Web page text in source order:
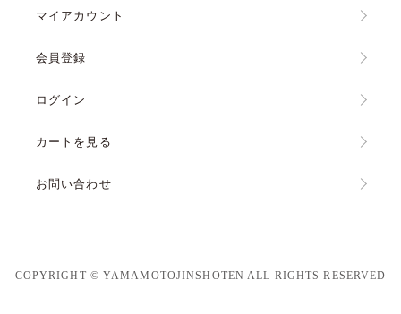
マイアカウント
会員登録
ログイン
カートを見る
お問い合わせ
COPYRIGHT © YAMAMOTOJINSHOTEN ALL RIGHTS RESERVED